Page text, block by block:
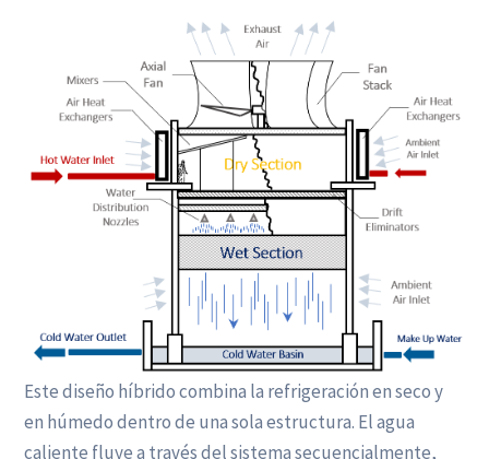
Este diseño híbrido combina la refrigeración en seco y
en húmedo dentro de una sola estructura. El agua
caliente fluye a través del sistema secuencialmente,